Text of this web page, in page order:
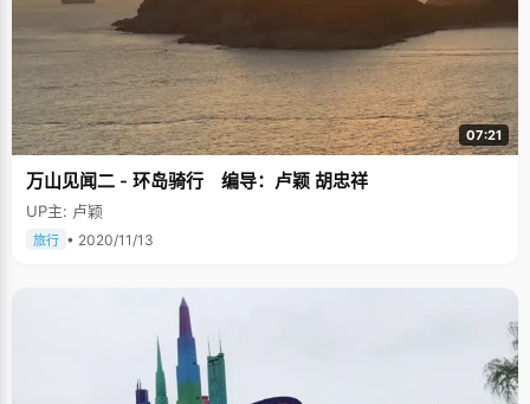
07:21
万山见闻二 - 环岛骑行 编导：卢颖 胡忠祥
UP主: 卢颖
旅行 • 2020/11/13